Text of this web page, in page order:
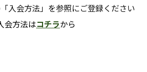
入会方法」を参照にご登録ください
会方法はコチラから